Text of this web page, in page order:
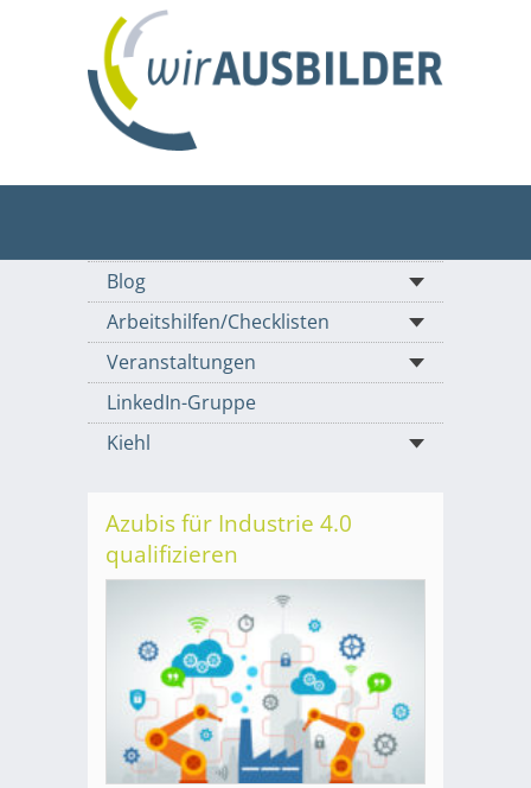
Blog
Arbeitshilfen/Checklisten
Veranstaltungen
LinkedIn-Gruppe
Kiehl
Azubis für Industrie 4.0
qualifizieren